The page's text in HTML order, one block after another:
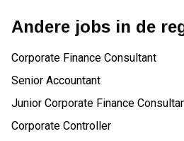
Andere jobs in de
Corporate Finance Consultant
Senior Accountant
Junior Corporate Finance
Corporate Controller